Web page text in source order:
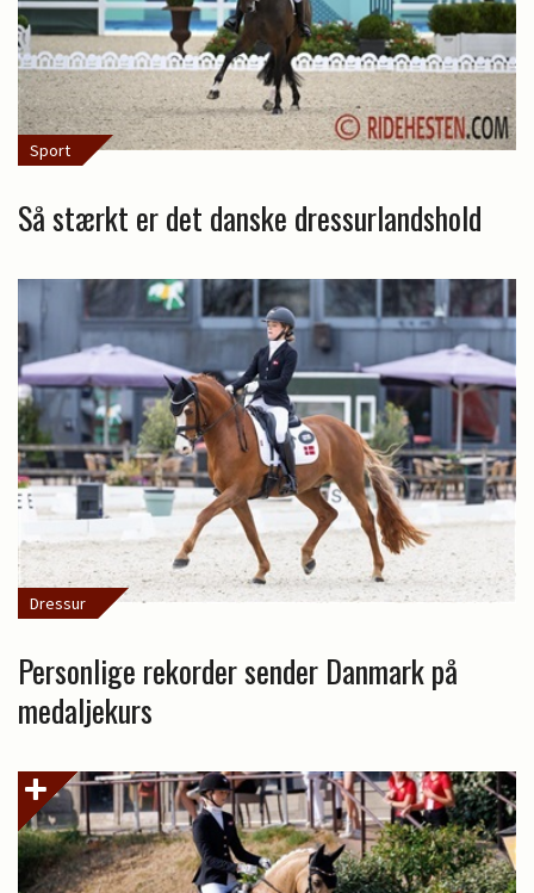
Sport
Så stærkt er det danske dressurlandshold
Dressur
Personlige rekorder sender Danmark på
medaljekurs